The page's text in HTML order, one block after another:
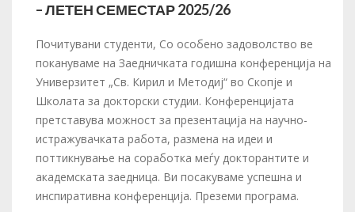
– ЛЕТЕН СЕМЕСТАР 2025/26
Почитувани студенти, Со особено задоволство ве
покануваме на Заедничката годишна конференција на
Универзитет „Св. Кирил и Методиј“ во Скопје и
Школата за докторски студии. Конференцијата
претставува можност за презентација на научно-
истражувачката работа, размена на идеи и
поттикнување на соработка меѓу докторантите и
академската заедница. Ви посакуваме успешна и
инспиративна конференција. Преземи програма.